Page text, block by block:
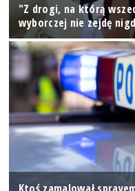
"Z drogi, na którą
wyborczej nie zejdę